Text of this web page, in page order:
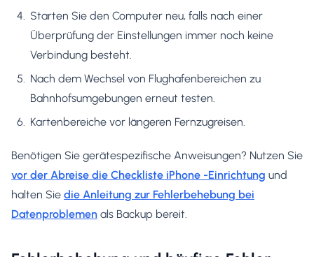
Starten Sie den Computer neu, falls nach einer
Überprüfung der Einstellungen immer noch keine
Verbindung besteht.
Nach dem Wechsel von Flughafenbereichen zu
Bahnhofsumgebungen erneut testen.
Kartenbereiche vor längeren Fernzugreisen.
Benötigen Sie gerätespezifische Anweisungen? Nutzen Sie
vor der Abreise die Checkliste iPhone -Einrichtung und
halten Sie die Anleitung zur Fehlerbehebung bei
Datenproblemen als Backup bereit.